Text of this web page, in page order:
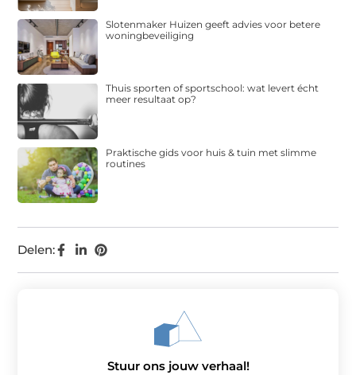
Delen:
Slotenmaker Huizen geeft advies voor betere
woningbeveiliging
Thuis sporten of sportschool: wat levert écht
meer resultaat op?
Praktische gids voor huis & tuin met slimme
routines
Stuur ons jouw verhaal!